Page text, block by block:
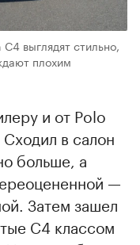
выглядят стильно,
плохим
и от Polo
в салон
больше, а
—
Затем зашел
С4 классом